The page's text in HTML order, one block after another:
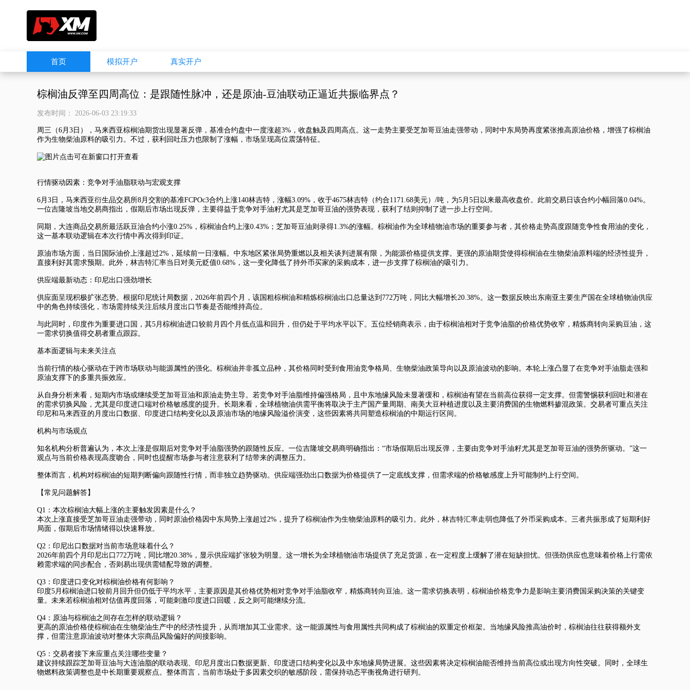
首页 模拟开户 真实开户
棕榈油反弹至四周高位：是跟随性脉冲，还是原油-豆油联动正逼近共振临界点？
发布时间： 2026-06-03 23:19:33
周三（6月3日），马来西亚棕榈油期货出现显著反弹，基准合约盘中一度涨超3%，收盘触及四周高点。这一走势主要受芝加哥豆油走强带动，同时中东局势再度紧张推高原油价格，增强了棕榈油
作为生物柴油原料的吸引力。不过，获利回吐压力也限制了涨幅，市场呈现高位震荡特征。
行情驱动因素：竞争对手油脂联动与宏观支撑
6月3日，马来西亚衍生品交易所8月交割的基准FCPOc3合约上涨140林吉特，涨幅3.09%，收于4675林吉特（约合1171.68美元）/吨，为5月5日以来最高收盘价。此前交易日该合约小幅回落0.04%。
一位吉隆坡当地交易商指出，假期后市场出现反弹，主要得益于竞争对手油籽尤其是芝加哥豆油的强势表现，获利了结则抑制了进一步上行空间。
同期，大连商品交易所最活跃豆油合约小涨0.25%，棕榈油合约上涨0.43%；芝加哥豆油则录得1.3%的涨幅。棕榈油作为全球植物油市场的重要参与者，其价格走势高度跟随竞争性食用油的变化，
这一基本联动逻辑在本次行情中再次得到印证。
原油市场方面，当日国际油价上涨超过2%，延续前一日涨幅。中东地区紧张局势重燃以及相关谈判进展有限，为能源价格提供支撑。更强的原油期货使得棕榈油在生物柴油原料端的经济性提升，
直接利好其需求预期。此外，林吉特汇率当日对美元贬值0.68%，这一变化降低了持外币买家的采购成本，进一步支撑了棕榈油的吸引力。
供应端最新动态：印尼出口强劲增长
供应面呈现积极扩张态势。根据印尼统计局数据，2026年前四个月，该国粗棕榈油和精炼棕榈油出口总量达到772万吨，同比大幅增长20.38%。这一数据反映出东南亚主要生产国在全球植物油供应
中的角色持续强化，市场需持续关注后续月度出口节奏是否能维持高位。
与此同时，印度作为重要进口国，其5月棕榈油进口较前月四个月低点温和回升，但仍处于平均水平以下。五位经销商表示，由于棕榈油相对于竞争油脂的价格优势收窄，精炼商转向采购豆油，这
一需求切换值得交易者重点跟踪。
基本面逻辑与未来关注点
当前行情的核心驱动在于跨市场联动与能源属性的强化。棕榈油并非孤立品种，其价格同时受到食用油竞争格局、生物柴油政策导向以及原油波动的影响。本轮上涨凸显了在竞争对手油脂走强和
原油支撑下的多重共振效应。
从自身分析来看，短期内市场或继续受芝加哥豆油和原油走势主导。若竞争对手油脂维持偏强格局，且中东地缘风险未显著缓和，棕榈油有望在当前高位获得一定支撑。但需警惕获利回吐和潜在
的需求切换风险，尤其是印度进口端对价格敏感度的提升。长期来看，全球植物油供需平衡将取决于主产国产量周期、南美大豆种植进度以及主要消费国的生物燃料掺混政策。交易者可重点关注
印尼和马来西亚的月度出口数据、印度进口结构变化以及原油市场的地缘风险溢价演变，这些因素将共同塑造棕榈油的中期运行区间。
机构与市场观点
知名机构分析普遍认为，本次上涨是假期后对竞争对手油脂强势的跟随性反应。一位吉隆坡交易商明确指出：“市场假期后出现反弹，主要由竞争对手油籽尤其是芝加哥豆油的强势所驱动。”这一
观点与当前价格表现高度吻合，同时也提醒市场参与者注意获利了结带来的调整压力。
整体而言，机构对棕榈油的短期判断偏向跟随性行情，而非独立趋势驱动。供应端强劲出口数据为价格提供了一定底线支撑，但需求端的价格敏感度上升可能制约上行空间。
【常见问题解答】
Q1：本次棕榈油大幅上涨的主要触发因素是什么？
本次上涨直接受芝加哥豆油走强带动，同时原油价格因中东局势上涨超过2%，提升了棕榈油作为生物柴油原料的吸引力。此外，林吉特汇率走弱也降低了外币采购成本。三者共振形成了短期利好
局面，假期后市场情绪得以快速释放。
Q2：印尼出口数据对当前市场意味着什么？
2026年前四个月印尼出口772万吨，同比增20.38%，显示供应端扩张较为明显。这一增长为全球植物油市场提供了充足货源，在一定程度上缓解了潜在短缺担忧。但强劲供应也意味着价格上行需依
赖需求端的同步配合，否则易出现供需错配导致的调整。
Q3：印度进口变化对棕榈油价格有何影响？
印度5月棕榈油进口较前月回升但仍低于平均水平，主要原因是其价格优势相对竞争对手油脂收窄，精炼商转向豆油。这一需求切换表明，棕榈油价格竞争力是影响主要消费国采购决策的关键变
量。未来若棕榈油相对估值再度回落，可能刺激印度进口回暖，反之则可能继续分流。
Q4：原油与棕榈油之间存在怎样的联动逻辑？
更高的原油价格使棕榈油在生物柴油生产中的经济性提升，从而增加其工业需求。这一能源属性与食用属性共同构成了棕榈油的双重定价框架。当地缘风险推高油价时，棕榈油往往获得额外支
撑，但需注意原油波动对整体大宗商品风险偏好的间接影响。
Q5：交易者接下来应重点关注哪些变量？
建议持续跟踪芝加哥豆油与大连油脂的联动表现、印尼月度出口数据更新、印度进口结构变化以及中东地缘局势进展。这些因素将决定棕榈油能否维持当前高位或出现方向性突破。同时，全球生
物燃料政策调整也是中长期重要观察点。整体而言，当前市场处于多因素交织的敏感阶段，需保持动态平衡视角进行研判。